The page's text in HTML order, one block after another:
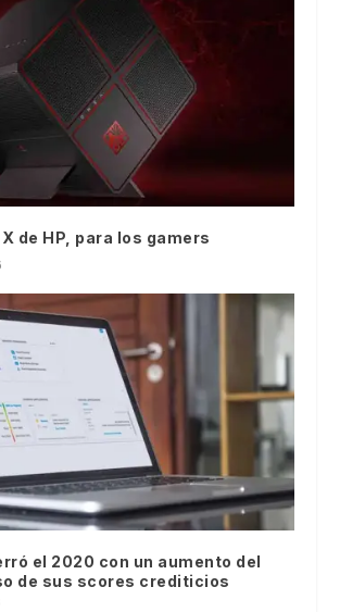
X de HP, para los gamers
el 2020 con un aumento del
de sus scores crediticios